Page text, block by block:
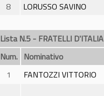
8
LORUSSO SAVINO
Lista N.5 - FRATELLI D'ITALIA
Num. Nominativo
1
FANTOZZI VITTORIO